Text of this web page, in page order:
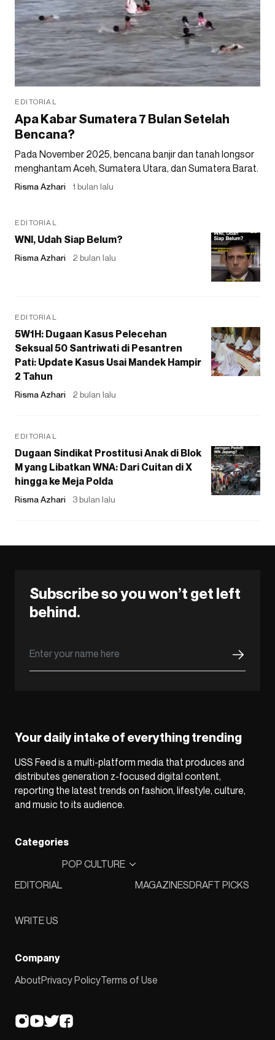
EDITORIAL
Apa Kabar Sumatera 7 Bulan Setelah
Bencana?
Pada November 2025, bencana banjir dan tanah longsor
menghantam Aceh, Sumatera Utara, dan Sumatera Barat.
Risma Azhari 1 bulan lalu
EDITORIAL
WNI, Udah Siap Belum?
Risma Azhari 2 bulan lalu
EDITORIAL
5W1H: Dugaan Kasus Pelecehan
Seksual 50 Santriwati di Pesantren
Pati: Update Kasus Usai Mandek Hampir
2 Tahun
Risma Azhari 2 bulan lalu
EDITORIAL
Dugaan Sindikat Prostitusi Anak di Blok
M yang Libatkan WNA: Dari Cuitan di X
hingga ke Meja Polda
Risma Azhari 3 bulan lalu
Subscribe so you won’t get left
behind.
Your daily intake of everything trending
USS Feed is a multi-platform media that produces and
distributes generation z-focused digital content,
reporting the latest trends on fashion, lifestyle, culture,
and music to its audience.
Categories
EDITORIAL
POP CULTURE
MAGAZINESDRAFT PICKS
WRITE US
Company
AboutPrivacy PolicyTerms of Use